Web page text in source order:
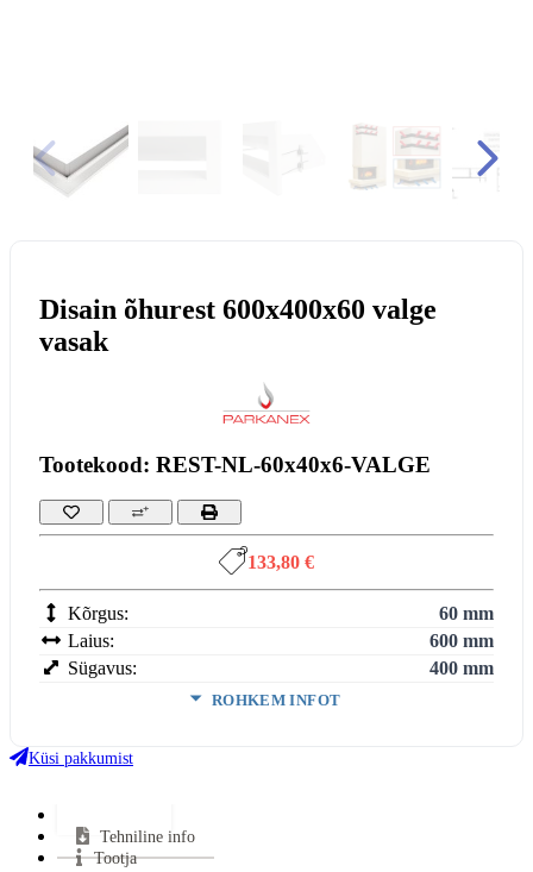
Disain õhurest 600x400x60 valge
vasak
Tootekood: REST-NL-60x40x6-VALGE
133,80 €
Kõrgus:
60 mm
Laius:
600 mm
Sügavus:
400 mm
ROHKEM INFOT
Küsi pakkumist
Tehniline info
Tootja